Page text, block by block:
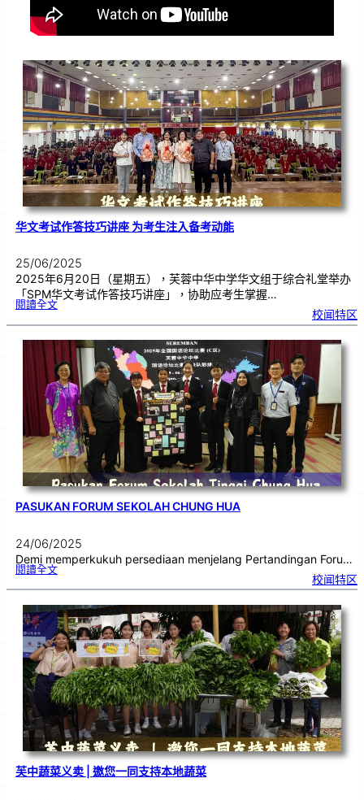
华文考试作答技巧讲座 为考生注入备考动能
25/06/2025
2025年6月20日（星期五），芙蓉中华中学华文组于综合礼堂举办
「SPM华文考试作答技巧讲座」，协助应考生掌握…
閱讀全文:华
试
答
技
座
为
考
生
注
入
备
考
动
能
校闻特区
PASUKAN FORUM SEKOLAH CHUNG HUA
24/06/2025
Demi memperkukuh persediaan menjelang Pertandingan Foru…
閱讀全文:P
u
a
n
F
o
r
u
m
S
e
k
o
la
h
C
h
u
n
g
ua
校闻特区
芙中蔬菜义卖 | 邀您一同支持本地蔬菜